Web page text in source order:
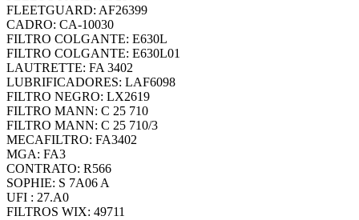
FLEETGUARD: AF26399
CADRO: CA-10030
FILTRO COLGANTE: E630L
FILTRO COLGANTE: E630L01
LAUTRETTE: FA 3402
LUBRIFICADORES: LAF6098
FILTRO NEGRO: LX2619
FILTRO MANN: C 25 710
FILTRO MANN: C 25 710/3
MECAFILTRO: FA3402
MGA: FA3
CONTRATO: R566
SOPHIE: S 7A06 A
UFI : 27.A0
FILTROS WIX: 49711